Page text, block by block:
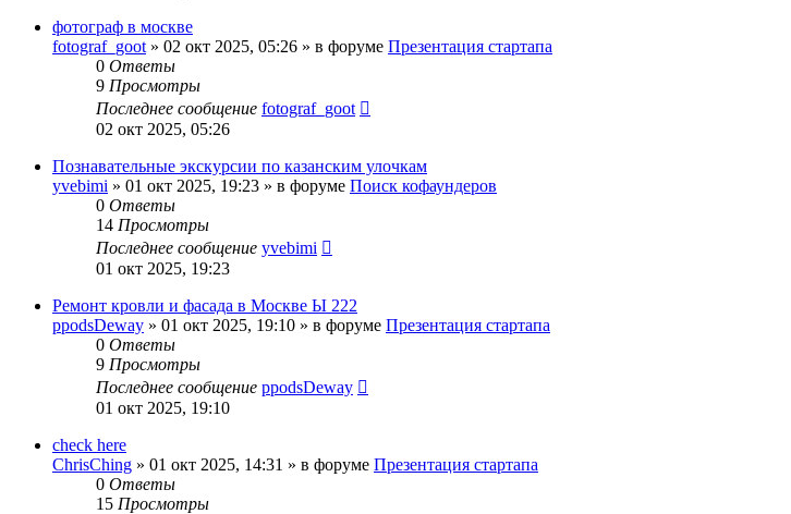
фотограф в москве
fotograf_goot » 02 окт 2025, 05:26 » в форуме Презентация стартапа
0 Ответы
9 Просмотры
Последнее сообщение fotograf_goot
02 окт 2025, 05:26
Познавательные экскурсии по казанским улочкам
yvebimi » 01 окт 2025, 19:23 » в форуме Поиск кофаундеров
0 Ответы
14 Просмотры
Последнее сообщение yvebimi
01 окт 2025, 19:23
Ремонт кровли и фасада в Москве Ы 222
ppodsDeway » 01 окт 2025, 19:10 » в форуме Презентация стартапа
0 Ответы
9 Просмотры
Последнее сообщение ppodsDeway
01 окт 2025, 19:10
check here
ChrisChing » 01 окт 2025, 14:31 » в форуме Презентация стартапа
0 Ответы
15 Просмотры